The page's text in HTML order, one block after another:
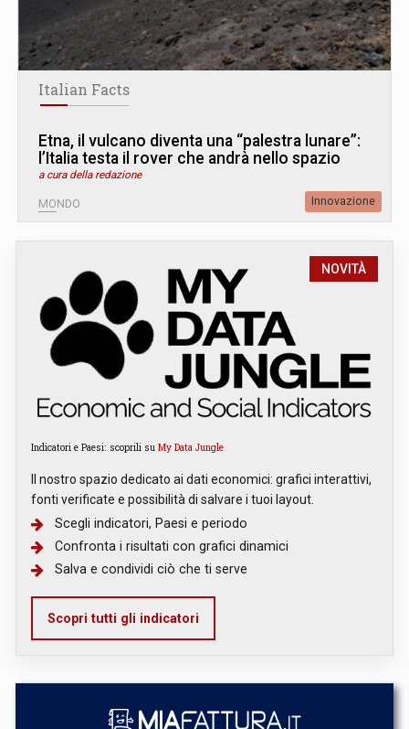
Italian Facts
Etna, il vulcano diventa una “palestra lunare”:
l’Italia testa il rover che andrà nello spazio
a cura della redazione
MONDO Innovazione
NOVITÀ
Indicatori e Paesi: scoprili su My Data Jungle
Il nostro spazio dedicato ai dati economici: grafici interattivi,
fonti verificate e possibilità di salvare i tuoi layout.
Scegli indicatori, Paesi e periodo
Confronta i risultati con grafici dinamici
Salva e condividi ciò che ti serve
Scopri tutti gli indicatori